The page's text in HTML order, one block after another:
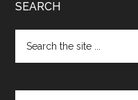
SEARCH
the